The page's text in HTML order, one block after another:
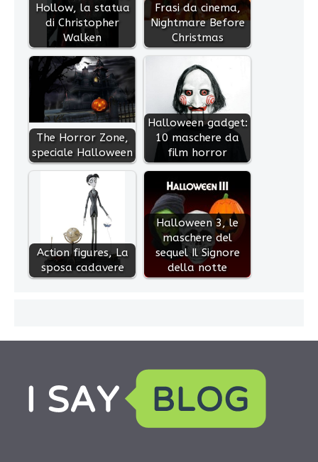
Hollow, la statua
di Christopher
Walken
Frasi da cinema,
Nightmare Before
Christmas
The Horror Zone,
speciale Halloween
Halloween gadget:
10 maschere da
film horror
Action figures, La
sposa cadavere
Halloween 3, le
maschere del
sequel Il Signore
della notte